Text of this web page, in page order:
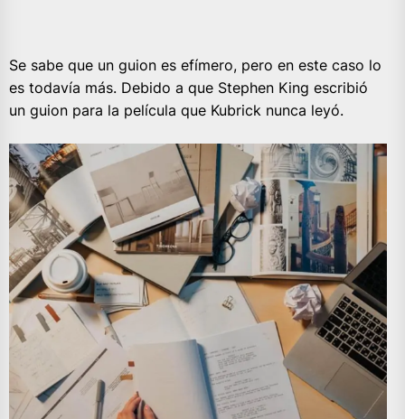
Se sabe que un guion es efímero, pero en este caso lo
es todavía más. Debido a que Stephen King escribió
un guion para la película que Kubrick nunca leyó.